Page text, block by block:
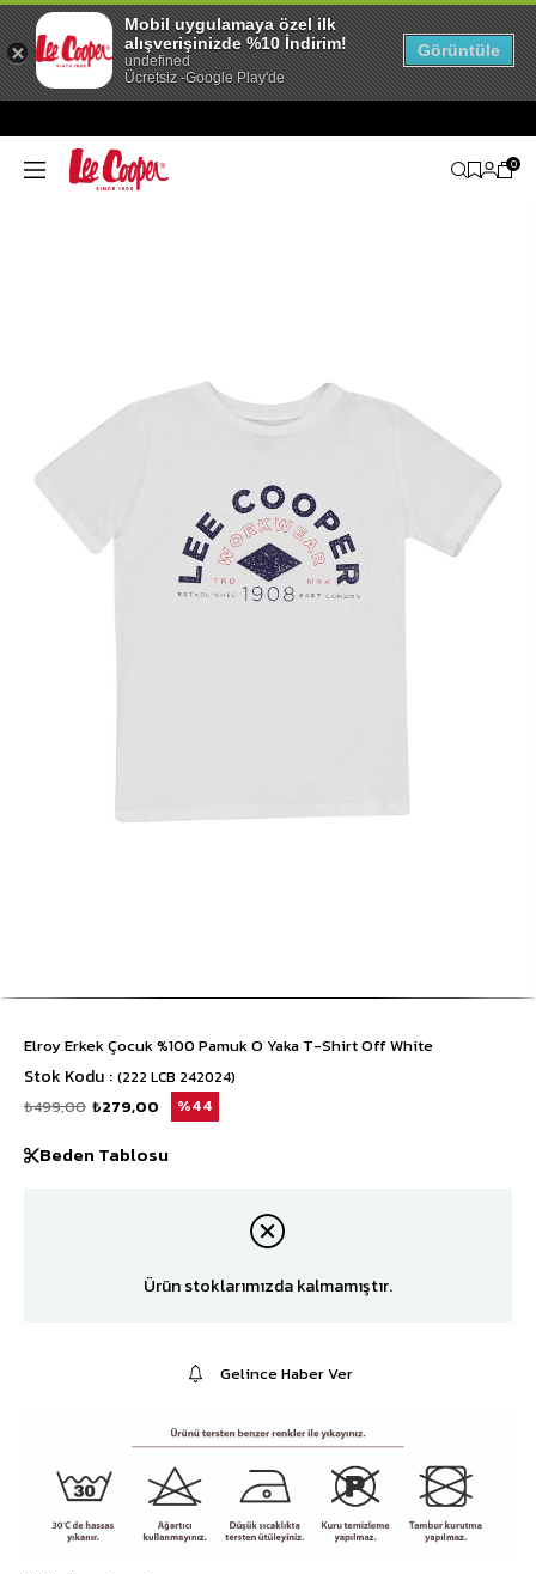
0
Elroy Erkek Çocuk %100 Pamuk O Yaka T-Shirt Off White
Stok Kodu (222 LCB 242024)
₺499,00 ₺279,00 44
Beden Tablosu
Ürün stoklarımızda kalmamıştır.
Gelince Haber Ver
Mobil uygulamaya özel ilk
alışverişinizde %10 İndirim!
undefined
Ücretsiz -Google Play'de
Görüntüle